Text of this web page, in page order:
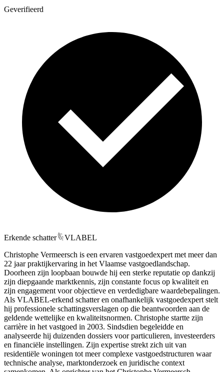
Geverifieerd
Erkende schatter
VLABEL
Christophe Vermeersch is een ervaren vastgoedexpert met meer dan
22 jaar praktijkervaring in het Vlaamse vastgoedlandschap.
Doorheen zijn loopbaan bouwde hij een sterke reputatie op dankzij
zijn diepgaande marktkennis, zijn constante focus op kwaliteit en
zijn engagement voor objectieve en verdedigbare waardebepalingen.
Als VLABEL-erkend schatter en onafhankelijk vastgoedexpert stelt
hij professionele schattingsverslagen op die beantwoorden aan de
geldende wettelijke en kwaliteitsnormen. Christophe startte zijn
carrière in het vastgoed in 2003. Sindsdien begeleidde en
analyseerde hij duizenden dossiers voor particulieren, investeerders
en financiële instellingen. Zijn expertise strekt zich uit van
residentiële woningen tot meer complexe vastgoedstructuren waar
technische analyse, marktonderzoek en juridische context